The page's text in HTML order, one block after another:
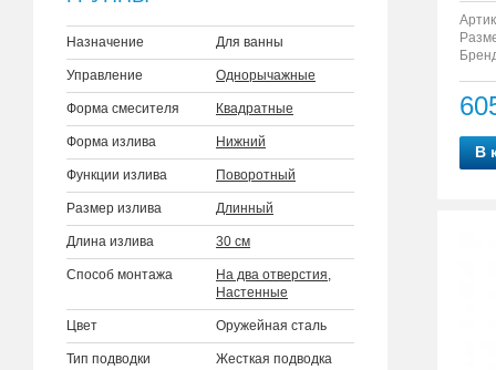
Назначение Для ванны
Управление Однорычажные
Форма смесителя Квадратные
Форма излива Нижний
Функции излива Поворотный
Размер излива Длинный
Длина излива 30 см
Способ монтажа На два отверстия,
Настенные
Цвет Оружейная сталь
Тип подводки Жесткая подводка
В